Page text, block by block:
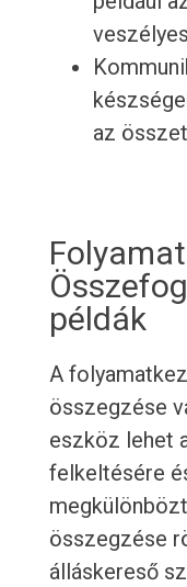
az
példák
A
összegzése
eszköz lehet
felkeltésére
összegzése
álláskereső